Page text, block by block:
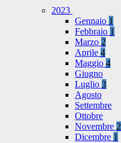
2023
Gennaio 1
Febbraio 1
Marzo 2
Aprile 4
Maggio 4
Giugno
Luglio 3
Agosto
Settembre
Ottobre
Novembre 2
Dicembre 1